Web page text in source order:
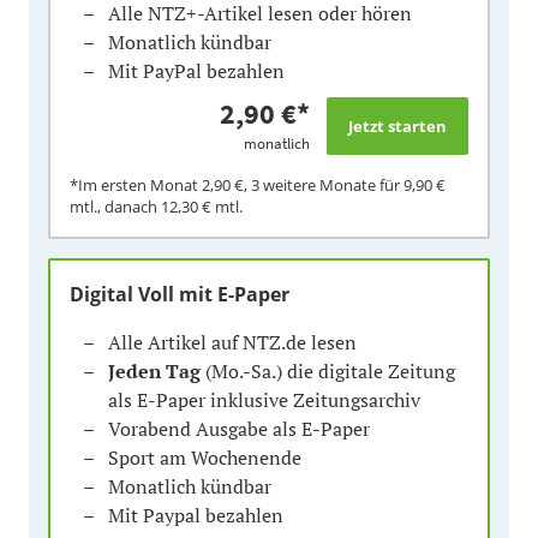
Alle NTZ+-Artikel lesen oder hören
Monatlich kündbar
Mit PayPal bezahlen
2,90 €*
monatlich
*Im ersten Monat2,90 €, 3 weitere Monate für9,90 €
mtl., danach 12,30 € mtl.
Digital Voll mit E-Paper
Alle Artikel auf NTZ.de lesen
Jeden Tag(Mo.-Sa.) die digitale Zeitung
als E-Paper inklusive Zeitungsarchiv
Vorabend Ausgabe als E-Paper
Sport am Wochenende
Monatlich kündbar
Mit Paypal bezahlen